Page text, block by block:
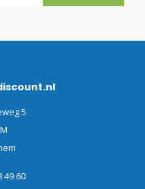
5
49 60